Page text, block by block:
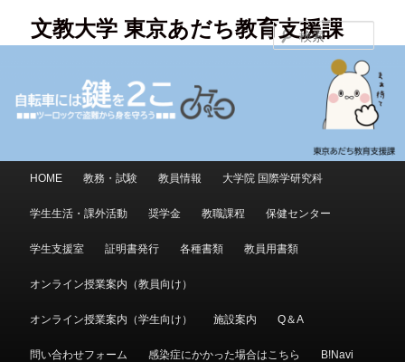
文教大学 東京あだち教育支援課
索
HOME 教務・試験 教員情報 大学院 国際学研究科
学生生活・課外活動 奨学金 教職課程 保健センター
学生支援室 証明書発行 各種書類 教員用書類
オンライン授業案内（教員向け）
オンライン授業案内（学生向け） 施設案内 Q＆A
問い合わせフォーム 感染症にかかった場合はこちら B!Navi